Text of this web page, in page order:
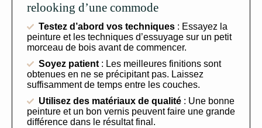
relooking d’une commode
Testez d’abord vos techniques : Essayez la
peinture et les techniques d’essuyage sur un petit
morceau de bois avant de commencer.
Soyez patient : Les meilleures finitions sont
obtenues en ne se précipitant pas. Laissez
suffisamment de temps entre les couches.
Utilisez des matériaux de qualité : Une bonne
peinture et un bon vernis peuvent faire une grande
différence dans le résultat final.